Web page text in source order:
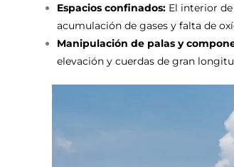
Espacios confinados: El interior
acumulación de gases y falta de
Manipulación de palas y
elevación y cuerdas de gran